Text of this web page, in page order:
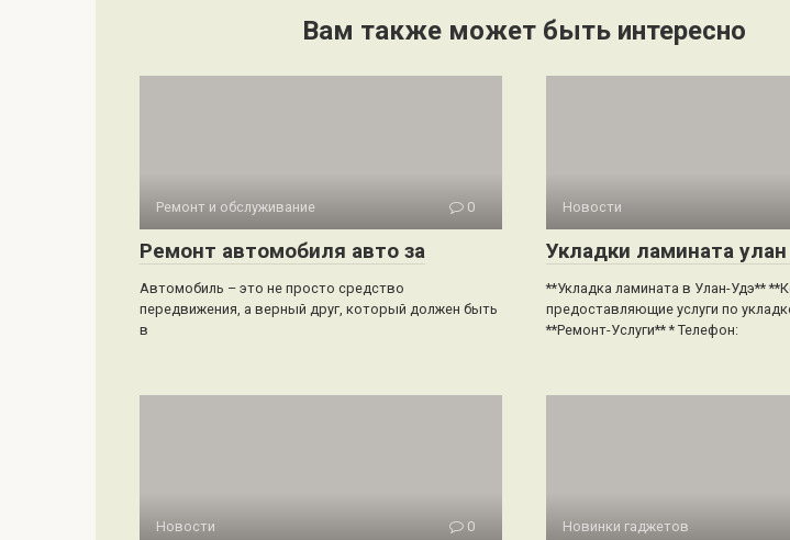
Вам также может быть интересно
Ремонт и обслуживание 0
Ремонт автомобиля авто за
Автомобиль – это не просто средство
передвижения, а верный друг, который должен быть
в
Новости
Укладки ламината
**Укладка ламината в Улан-Удэ**
предоставляющие услуги по
**Ремонт-Услуги** * Телефон:
Новости 0 Новинки гаджетов